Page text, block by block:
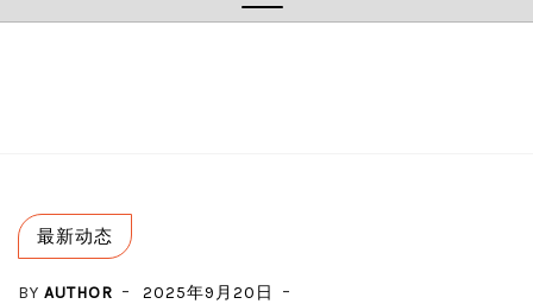
Close
最新动态
BY AUTHOR 2025年9月20日